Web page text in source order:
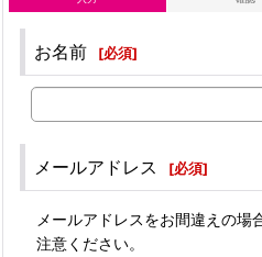
お名前 [必須]
メールアドレス [必須]
メールアドレスをお間違えの場
注意ください。